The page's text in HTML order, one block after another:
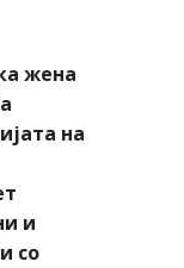
жена
на
и
со